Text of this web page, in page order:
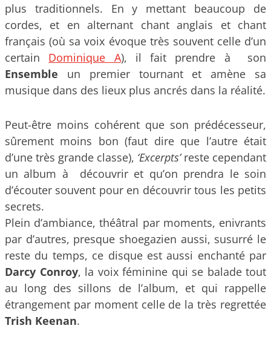
plus traditionnels. En y mettant beaucoup de
cordes, et en alternant chant anglais et chant
français (où sa voix évoque très souvent celle d’un
certain Dominique A), il fait prendre à son
Ensemble un premier tournant et amène sa
musique dans des lieux plus ancrés dans la réalité.
Peut-être moins cohérent que son prédécesseur,
sûrement moins bon (faut dire que l’autre était
d’une très grande classe), ‘Excerpts’reste cependant
un album à découvrir et qu’on prendra le soin
d’écouter souvent pour en découvrir tous les petits
secrets.
Plein d’ambiance, théâtral par moments, enivrants
par d’autres, presque shoegazien aussi, susurré le
reste du temps, ce disque est aussi enchanté par
Darcy Conroy, la voix féminine qui se balade tout
au long des sillons de l’album, et qui rappelle
étrangement par moment celle de la très regrettée
Trish Keenan.